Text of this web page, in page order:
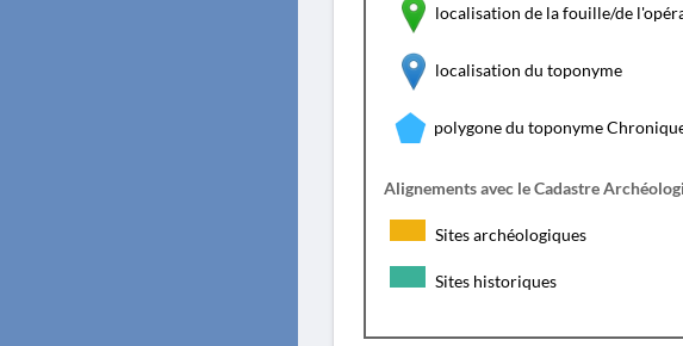
localisation de la fouille/de
localisation du toponyme
polygone du toponyme
Alignements avec le Cadastre
Sites archéologiques
Sites historiques